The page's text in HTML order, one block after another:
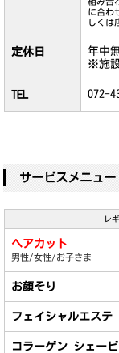
に合わ
しくは
定休日
年中
※施
TEL 072-
サービスメニュー
レ
ヘアカット
男性/女性/お子さま
お顔そり
フェイシャルエステ
コラーゲン シェー